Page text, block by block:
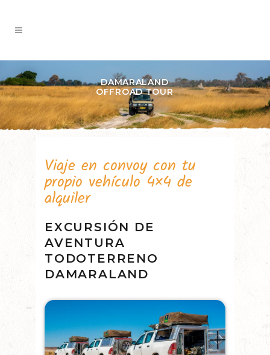
DAMARALAND
OFFROAD TOUR
Viaje en convoy con tu
propio vehículo 4×4 de
alquiler
EXCURSIÓN DE
AVENTURA
TODOTERRENO
DAMARALAND